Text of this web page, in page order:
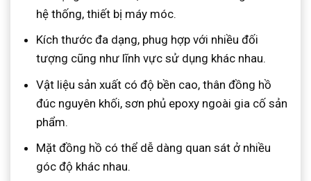
hệ thống, thiết bị máy móc.
Kích thước đa dạng, phug hợp với nhiều đối
tượng cũng như lĩnh vực sử dụng khác nhau.
Vật liệu sản xuất có độ bền cao, thân đồng hồ
đúc nguyên khối, sơn phủ epoxy ngoài gia cố sản
phẩm.
Mặt đồng hồ có thể dễ dàng quan sát ở nhiều
góc độ khác nhau.